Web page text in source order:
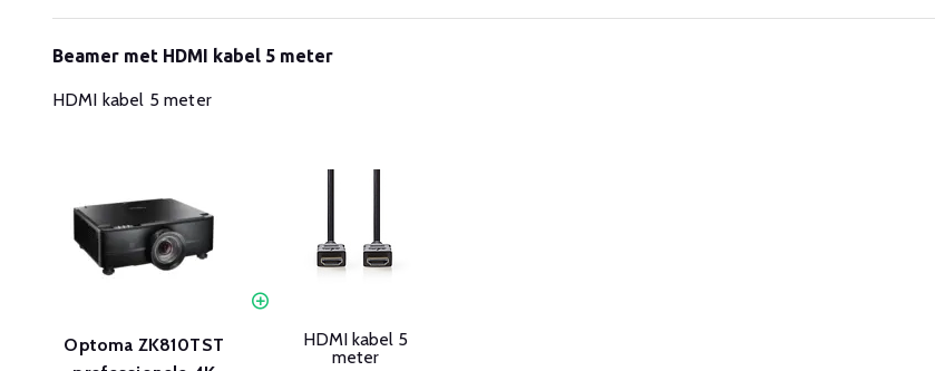
Beamer met HDMI kabel 5 meter
HDMI kabel 5 meter
Optoma ZK810TST
HDMI kabel 5
meter